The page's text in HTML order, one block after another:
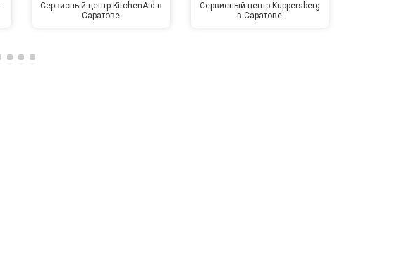
Сервисный центр KitchenAid в
Саратове
Сервисный центр Kuppersberg
в Саратове